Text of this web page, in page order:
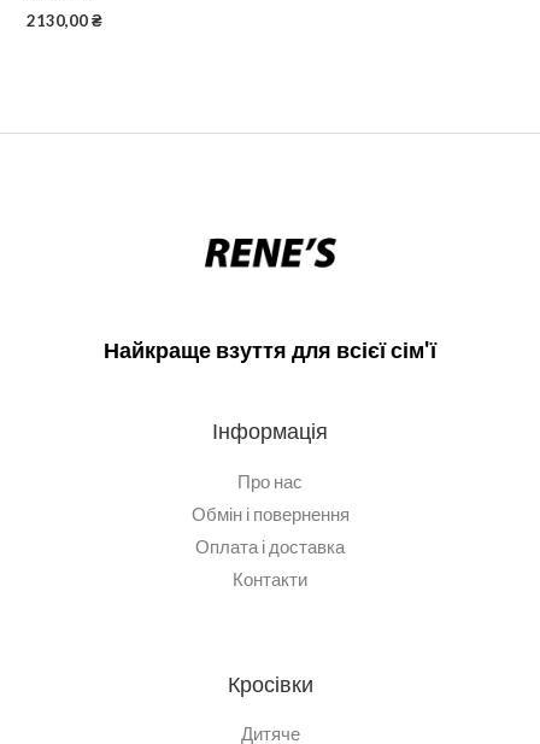
2130,00₴
Найкраще взуття для всієї сім'ї
Інформація
Про нас
Обмін і повернення
Оплата і доставка
Контакти
Кросівки
Дитяче